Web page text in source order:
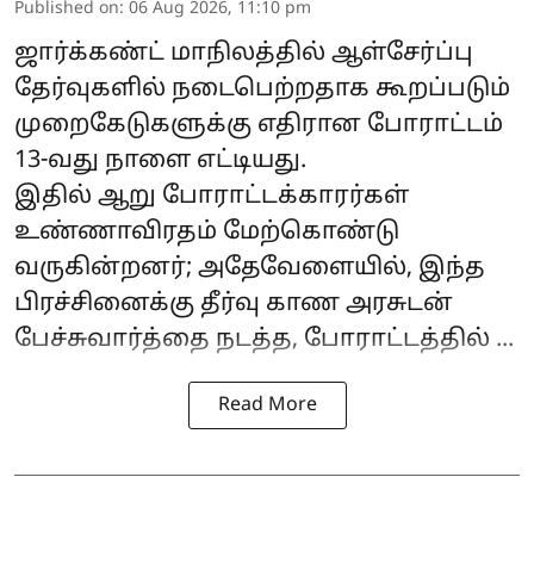
Published on: 06 Aug 2026, 11:10 pm
ஜார்க்கண்ட் மாநிலத்தில் ஆள்சேர்ப்பு
தேர்வுகளில் நடைபெற்றதாக கூறப்படும்
முறைகேடுகளுக்கு எதிரான போராட்டம்
13-வது நாளை எட்டியது.
இதில் ஆறு போராட்டக்காரர்கள்
உண்ணாவிரதம் மேற்கொண்டு
வருகின்றனர்; அதேவேளையில், இந்த
பிரச்சினைக்கு தீர்வு காண அரசுடன்
பேச்சுவார்த்தை நடத்த, போராட்டத்தில் ...
Read More